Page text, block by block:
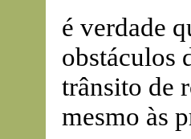
é verdade
obstáculos
trânsito de
mesmo às